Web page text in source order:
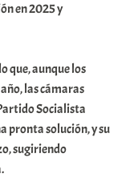
en 2025 y
que, aunque los
las cámaras
Socialista
pronta solución, y su
sugiriendo